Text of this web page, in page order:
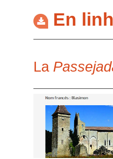
En
La